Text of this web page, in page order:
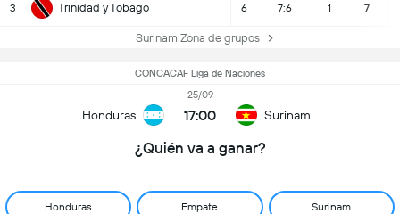
3 Trinidad y Tobago 6 7:6 1 7
Surinam Zona de grupos
CONCACAF Liga de Naciones
Honduras
25/09
17:00 Surinam
¿Quién va a ganar?
Honduras Empate Surinam